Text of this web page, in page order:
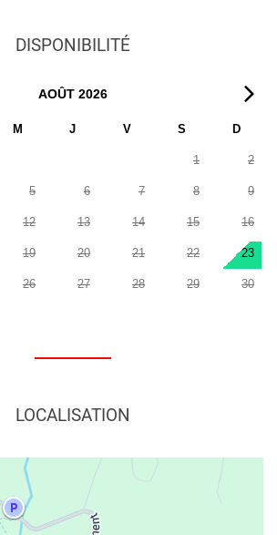
DISPONIBILITÉ
AOÛT 2026
M J V S D
1 2
5 6 7 8 9
12 13 14 15 16
19 20 21 22 23
26 27 28 29 30
LOCALISATION